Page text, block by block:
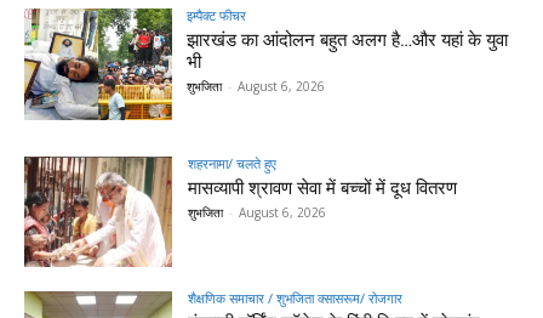
इम्पैक्ट फीचर
झारखंड का आंदोलन बहुत अलग है…और यहां के युवा
भी
शुभजिता - August 6, 2026
शहरनामा/ चलते हुए
मासव्यापी श्रावण सेवा में बच्चों में दूध वितरण
शुभजिता - August 6, 2026
शैक्षणिक समाचार / शुभजिता क्सासरूम/ रोजगार